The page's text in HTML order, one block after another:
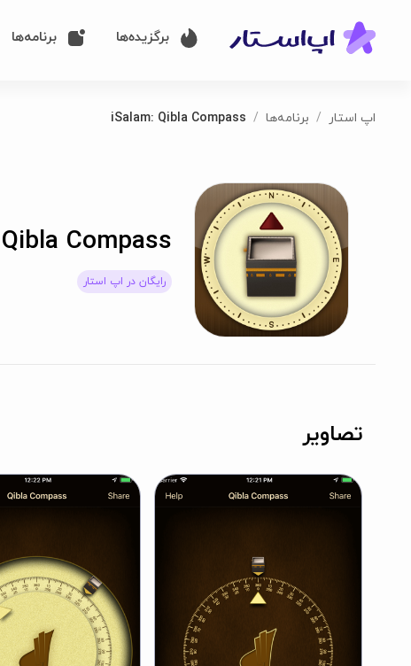
برگزیده‌ها برنامه‌ها
اپ استار برنامه‌ها iSalam: Qibla Compass
Compass
رایگان در اپ استار
تصاویر